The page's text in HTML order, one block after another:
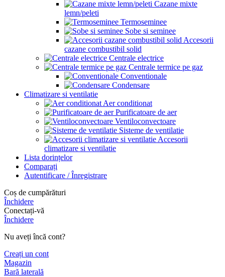
Cazane mixte
lemn/peleti
Termoseminee
Sobe si seminee
Accesorii
cazane combustibil solid
Centrale electrice
Centrale termice pe gaz
Conventionale
Condensare
Climatizare si ventilatie
Aer conditionat
Purificatoare de aer
Ventiloconvectoare
Sisteme de ventilatie
Accesorii
climatizare si ventilatie
Lista dorințelor
Comparați
Autentificare / Înregistrare
Coș de cumpărături
Închidere
Conectați-vă
Închidere
Nu aveți încă cont?
Creați un cont
Magazin
Bară laterală